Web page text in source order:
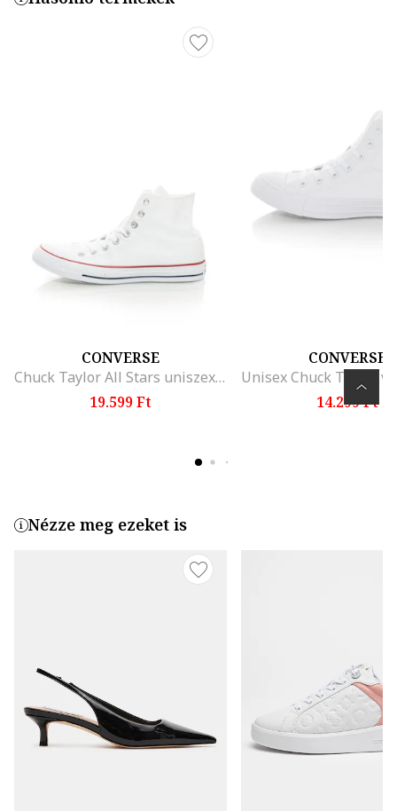
CONVERSE
Chuck Taylor All Stars uniszex középmagas szárú vászoncipő, Fehér
19.599 Ft
CONVERSE
14.299 Ft
Nézze meg ezeket is